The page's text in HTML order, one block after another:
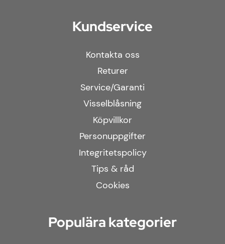
Den här produkten har inga recensioner.
Kundservice
Kontakta oss
Returer
Service/Garanti
Visselblåsning
Köpvillkor
Personuppgifter
Integritetspolicy
Tips & råd
Cookies
Populära kategorier